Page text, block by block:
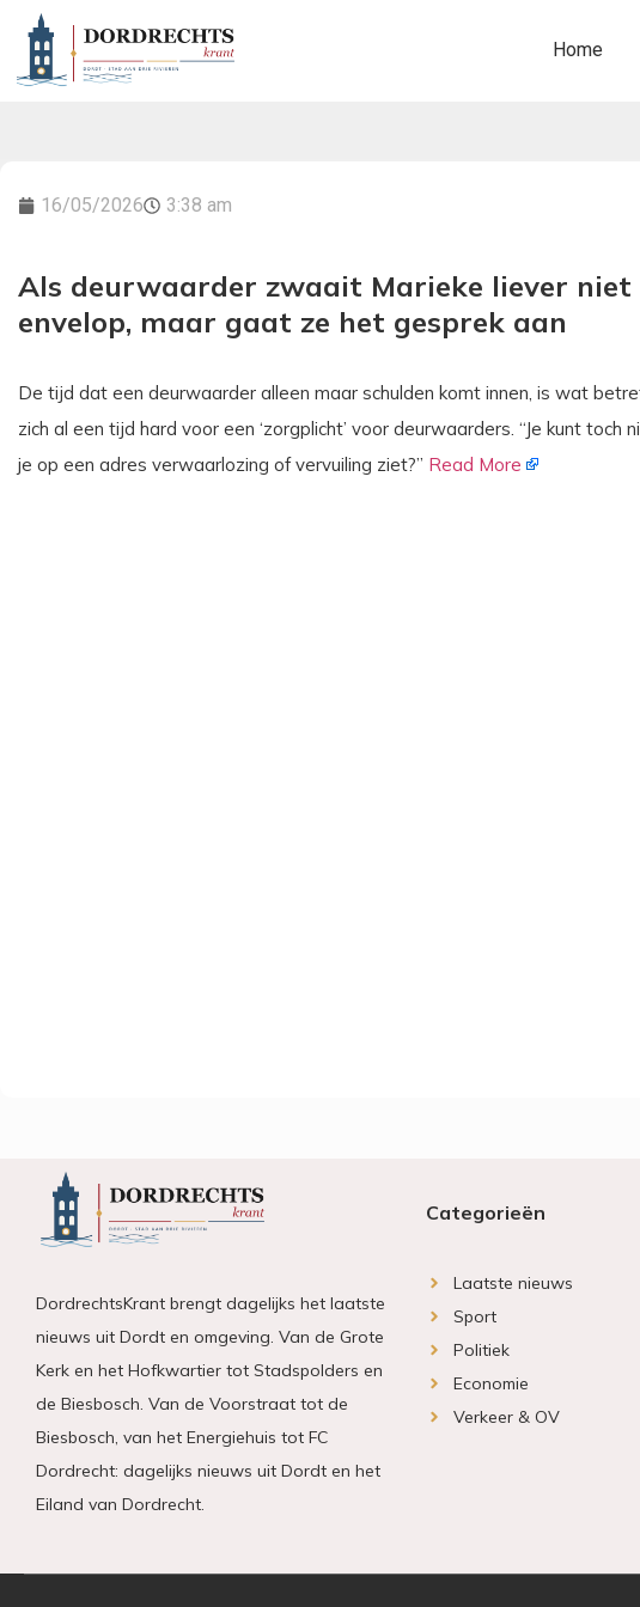
Home
16/05/2026 3:38 am
Als deurwaarder zwaait Marieke liever niet
envelop, maar gaat ze het gesprek aan
De tijd dat een deurwaarder alleen maar schulden komt innen, is wat
zich al een tijd hard voor een ‘zorgplicht’ voor deurwaarders. “Je kunt
je op een adres verwaarlozing of vervuiling ziet?” Read More
DordrechtsKrant brengt dagelijks het laatste
nieuws uit Dordt en omgeving. Van de Grote
Kerk en het Hofkwartier tot Stadspolders en
de Biesbosch. Van de Voorstraat tot de
Biesbosch, van het Energiehuis tot FC
Dordrecht: dagelijks nieuws uit Dordt en het
Eiland van Dordrecht.
Categorieën
Laatste nieuws
Sport
Politiek
Economie
Verkeer & OV